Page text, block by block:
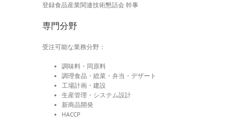
登録食品産業関連技術懇話会 幹事
専門分野
受注可能な業務分野：
調味料・同原料
調理食品・総菜・弁当・デザート
工場計画・建設
生産管理・システム設計
新商品開発
HACCP